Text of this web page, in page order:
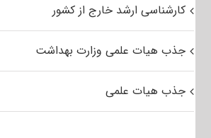
کارشناسی ارشد خارج از کشور
جذب هیات علمی وزارت بهداشت
جذب هیات علمی